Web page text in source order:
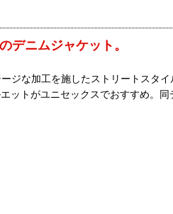
デニムジャケット。
な加工を施したストリートスタ
トがユニセックスでおすすめ。